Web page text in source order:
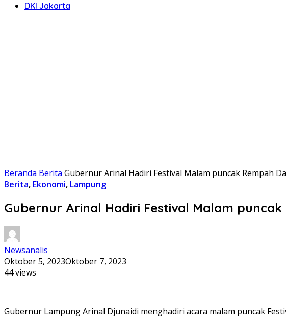
DKI Jakarta
Beranda Berita Gubernur Arinal Hadiri Festival Malam puncak Rempah
Berita, Ekonomi, Lampung
Gubernur Arinal Hadiri Festival Malam
Newsanalis
Oktober 5, 2023Oktober 7, 2023
44 views
Gubernur Lampung Arinal Djunaidi menghadiri acara malam puncak